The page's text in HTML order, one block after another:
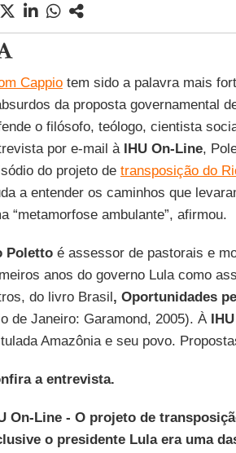
Cappiotem sido a palavra mais
da proposta governamental
o filósofo, teólogo, cientista
por e-mail à IHU On-Line,
do projeto de transposição do
a entender os caminhos que
“metamorfose ambulante”, afirmou.
Polettoé assessor de pastorais e
anos do governo Lula como
do livro Brasil, Oportunidades
de Janeiro: Garamond, 2005). À
Amazônia e seu povo.
a entrevista.
On-Line - O projeto de
o presidente Lula era uma